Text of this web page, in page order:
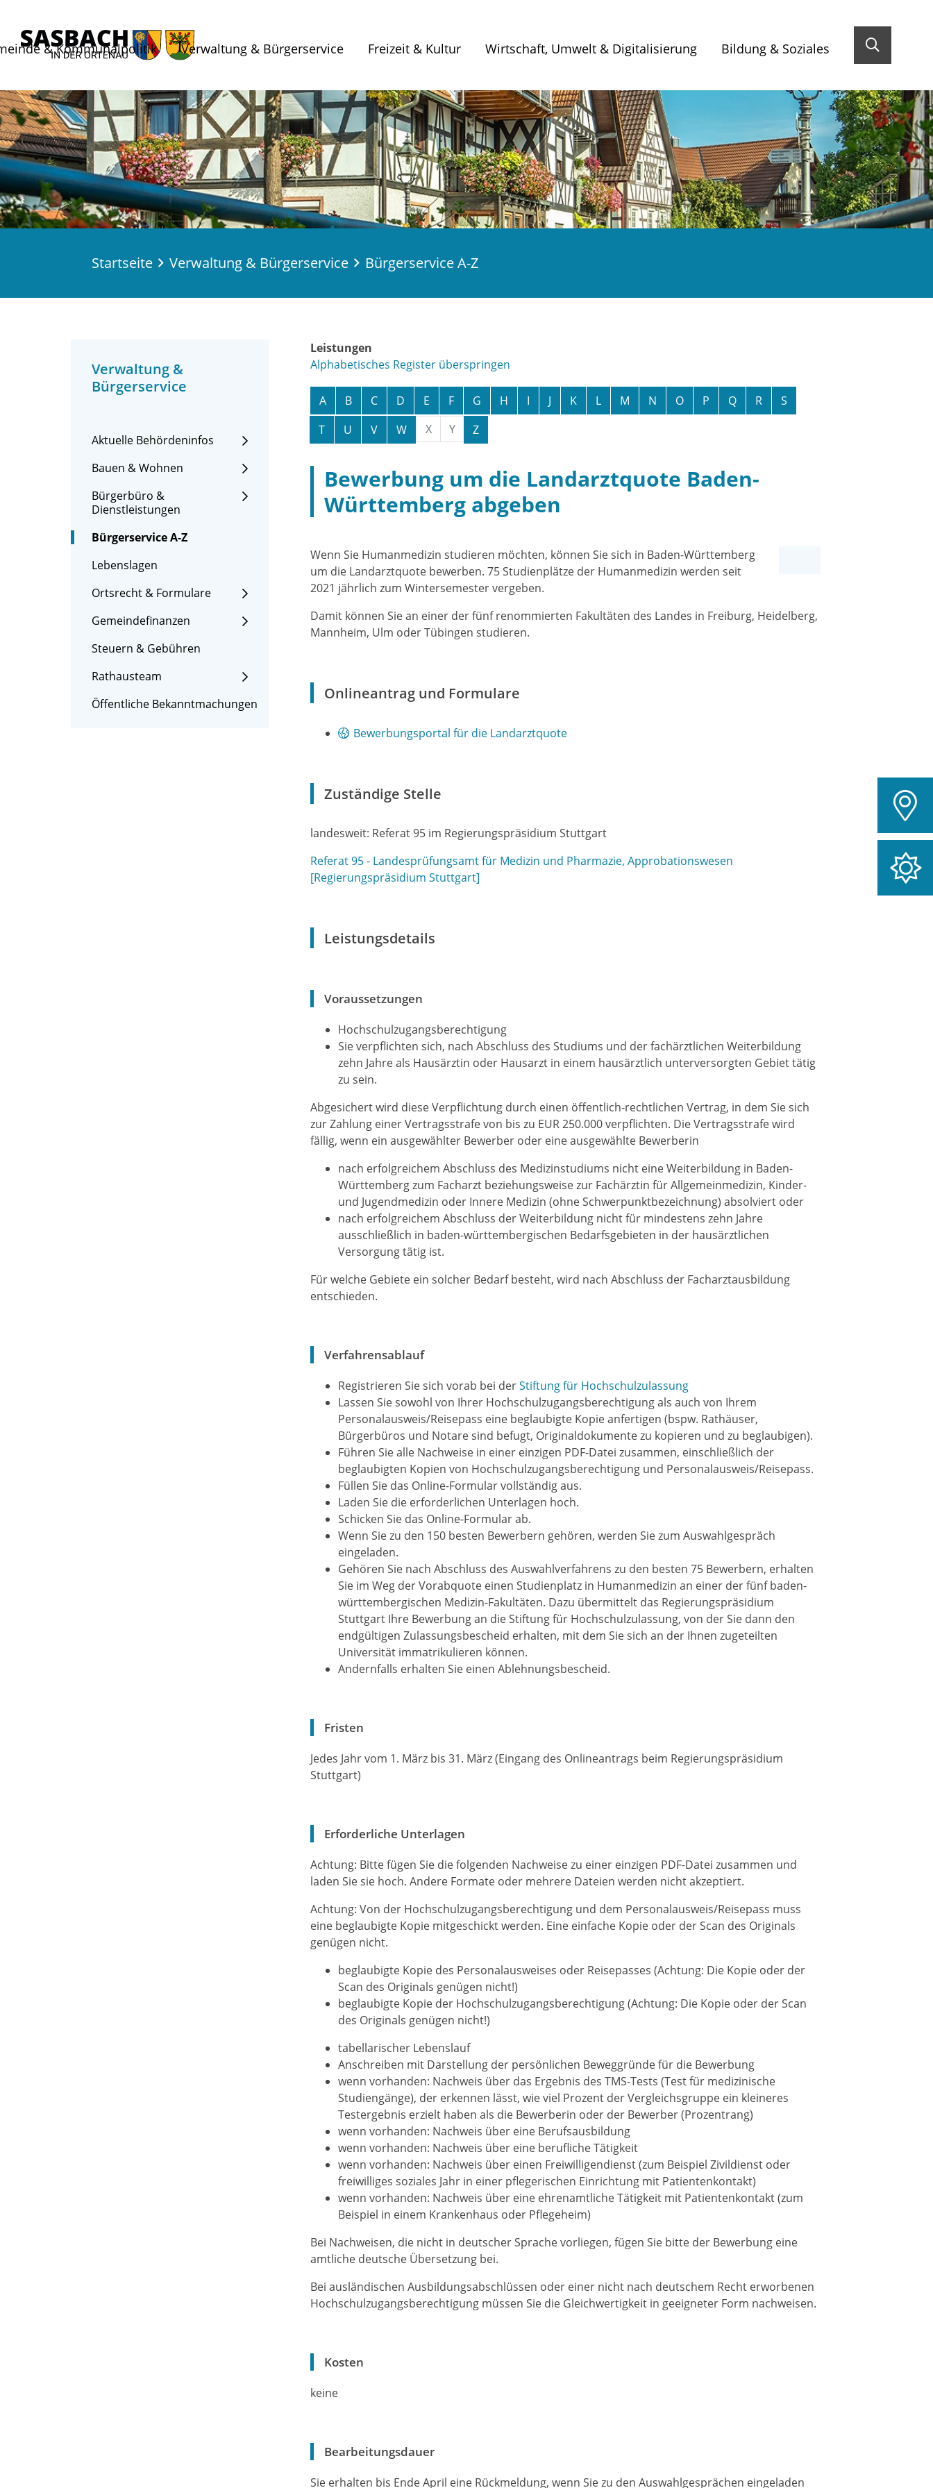
& Kommunalpolitik Verwaltung & Bürgerservice Freizeit & Kultur Wirtschaft, Umwelt & Digitalisierung Bildung & Soziales
Startseite Verwaltung & Bürgerservice Bürgerservice A-Z
Verwaltung &
Bürgerservice
Aktuelle Behördeninfos
Bauen & Wohnen
Bürgerbüro &
Dienstleistungen
Bürgerservice A-Z
Lebenslagen
Ortsrecht & Formulare
Gemeindefinanzen
Steuern & Gebühren
Rathausteam
Öffentliche Bekanntmachungen
Leistungen
Alphabetisches Register überspringen
A B C D E F G H I J K L M N O P Q R
S
T
U V W X Y Z
Bewerbung um die Landarztquote Baden-
Württemberg abgeben
Wenn Sie Humanmedizin studieren möchten, können Sie sich in Baden-Württemberg
um die Landarztquote bewerben. 75 Studienplätze der Humanmedizin werden seit
2021 jährlich zum Wintersemester vergeben.
Damit können Sie an einer der fünf renommierten Fakultäten des Landes in Freiburg, Heidelberg,
Mannheim, Ulm oder Tübingen studieren.
Onlineantrag und Formulare
Bewerbungsportal für die Landarztquote
Zuständige Stelle
landesweit: Referat 95 im Regierungspräsidium Stuttgart
Referat 95 - Landesprüfungsamt für Medizin und Pharmazie, Approbationswesen
[Regierungspräsidium Stuttgart]
Leistungsdetails
Voraussetzungen
Hochschulzugangsberechtigung
Sie verpflichten sich, nach Abschluss des Studiums und der fachärztlichen Weiterbildung
zehn Jahre als Hausärztin oder Hausarzt in einem hausärztlich unterversorgten Gebiet tätig
zu sein.
Abgesichert wird diese Verpflichtung durch einen öffentlich-rechtlichen Vertrag, in dem Sie sich
zur Zahlung einer Vertragsstrafe von bis zu EUR 250.000 verpflichten. Die Vertragsstrafe wird
fällig, wenn ein ausgewählter Bewerber oder eine ausgewählte Bewerberin
nach erfolgreichem Abschluss des Medizinstudiums nicht eine Weiterbildung in Baden-
Württemberg zum Facharzt beziehungsweise zur Fachärztin für Allgemeinmedizin, Kinder-
und Jugendmedizin oder Innere Medizin (ohne Schwerpunktbezeichnung) absolviert oder
nach erfolgreichem Abschluss der Weiterbildung nicht für mindestens zehn Jahre
ausschließlich in baden-württembergischen Bedarfsgebieten in der hausärztlichen
Versorgung tätig ist.
Für welche Gebiete ein solcher Bedarf besteht, wird nach Abschluss der Facharztausbildung
entschieden.
Verfahrensablauf
Registrieren Sie sich vorab bei derStiftung für Hochschulzulassung
Lassen Sie sowohl von Ihrer Hochschulzugangsberechtigung als auch von Ihrem
Personalausweis/Reisepass eine beglaubigte Kopie anfertigen (bspw. Rathäuser,
Bürgerbüros und Notare sind befugt, Originaldokumente zu kopieren und zu beglaubigen).
Führen Sie alle Nachweise in einer einzigen PDF-Datei zusammen, einschließlich der
beglaubigten Kopien von Hochschulzugangsberechtigung und Personalausweis/Reisepass.
Füllen Sie das Online-Formular vollständig aus.
Laden Sie die erforderlichen Unterlagen hoch.
Schicken Sie das Online-Formular ab.
Wenn Sie zu den 150 besten Bewerbern gehören, werden Sie zum Auswahlgespräch
eingeladen.
Gehören Sie nach Abschluss des Auswahlverfahrens zu den besten 75 Bewerbern, erhalten
Sie im Weg der Vorabquote einen Studienplatz in Humanmedizin an einer der fünf baden-
württembergischen Medizin-Fakultäten. Dazu übermittelt das Regierungspräsidium
Stuttgart Ihre Bewerbung an die Stiftung für Hochschulzulassung, von der Sie dann den
endgültigen Zulassungsbescheid erhalten, mit dem Sie sich an der Ihnen zugeteilten
Universität immatrikulieren können.
Andernfalls erhalten Sie einen Ablehnungsbescheid.
Fristen
Jedes Jahr vom 1. März bis 31. März (Eingang des Onlineantrags beim Regierungspräsidium
Stuttgart)
Erforderliche Unterlagen
Achtung: Bitte fügen Sie die folgenden Nachweise zu einer einzigen PDF-Datei zusammen und
laden Sie sie hoch. Andere Formate oder mehrere Dateien werden nicht akzeptiert.
Achtung: Von der Hochschulzugangsberechtigung und dem Personalausweis/Reisepass muss
eine beglaubigte Kopie mitgeschickt werden. Eine einfache Kopie oder der Scan des Originals
genügen nicht.
beglaubigte Kopie des Personalausweises oder Reisepasses (Achtung: Die Kopie oder der
Scan des Originals genügen nicht!)
beglaubigte Kopie der Hochschulzugangsberechtigung (Achtung: Die Kopie oder der Scan
des Originals genügen nicht!)
tabellarischer Lebenslauf
Anschreiben mit Darstellung der persönlichen Beweggründe für die Bewerbung
wenn vorhanden: Nachweis über das Ergebnis des TMS-Tests (Test für medizinische
Studiengänge), der erkennen lässt, wie viel Prozent der Vergleichsgruppe ein kleineres
Testergebnis erzielt haben als die Bewerberin oder der Bewerber (Prozentrang)
wenn vorhanden: Nachweis über eine Berufsausbildung
wenn vorhanden: Nachweis über eine berufliche Tätigkeit
wenn vorhanden: Nachweis über einen Freiwilligendienst (zum Beispiel Zivildienst oder
freiwilliges soziales Jahr in einer pflegerischen Einrichtung mit Patientenkontakt)
wenn vorhanden: Nachweis über eine ehrenamtliche Tätigkeit mit Patientenkontakt (zum
Beispiel in einem Krankenhaus oder Pflegeheim)
Bei Nachweisen, die nicht in deutscher Sprache vorliegen, fügen Sie bitte der Bewerbung eine
amtliche deutsche Übersetzung bei.
Bei ausländischen Ausbildungsabschlüssen oder einer nicht nach deutschem Recht erworbenen
Hochschulzugangsberechtigung müssen Sie die Gleichwertigkeit in geeigneter Form nachweisen.
Kosten
keine
Bearbeitungsdauer
Sie erhalten bis Ende April eine Rückmeldung, wenn Sie zu den Auswahlgesprächen eingeladen